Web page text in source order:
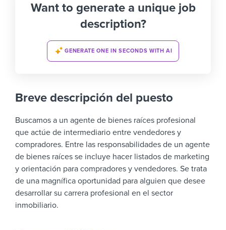
Want to generate a unique job
description?
GENERATE ONE IN SECONDS WITH AI
Breve descripción del puesto
Buscamos a un agente de bienes raíces profesional
que actúe de intermediario entre vendedores y
compradores. Entre las responsabilidades de un agente
de bienes raíces se incluye hacer listados de marketing
y orientación para compradores y vendedores. Se trata
de una magnífica oportunidad para alguien que desee
desarrollar su carrera profesional en el sector
inmobiliario.